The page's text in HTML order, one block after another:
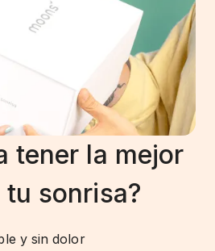
tener la mejor
sonrisa?
y sin dolor